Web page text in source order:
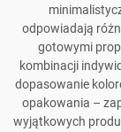
odpowiadają
gotowymi
kombinacji
dopasowanie
opakowania –
wyjątkowych